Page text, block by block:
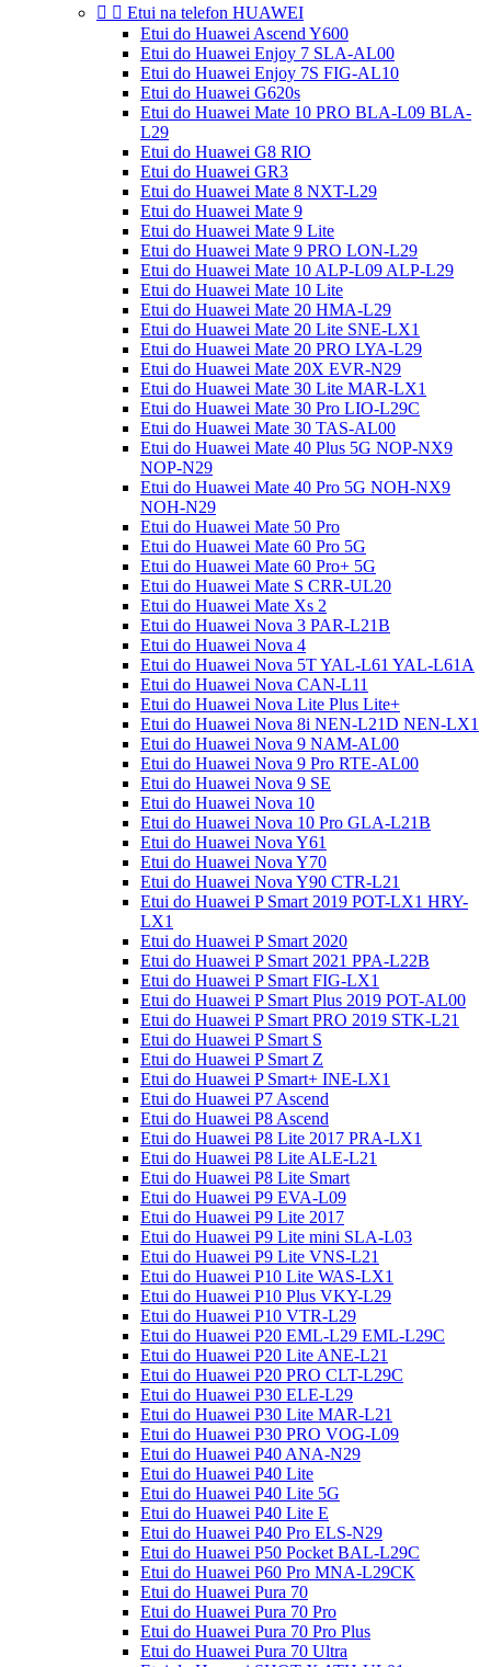
  Etui na telefon HUAWEI
Etui do Huawei Ascend Y600
Etui do Huawei Enjoy 7 SLA-AL00
Etui do Huawei Enjoy 7S FIG-AL10
Etui do Huawei G620s
Etui do Huawei Mate 10 PRO BLA-L09 BLA-
L29
Etui do Huawei G8 RIO
Etui do Huawei GR3
Etui do Huawei Mate 8 NXT-L29
Etui do Huawei Mate 9
Etui do Huawei Mate 9 Lite
Etui do Huawei Mate 9 PRO LON-L29
Etui do Huawei Mate 10 ALP-L09 ALP-L29
Etui do Huawei Mate 10 Lite
Etui do Huawei Mate 20 HMA-L29
Etui do Huawei Mate 20 Lite SNE-LX1
Etui do Huawei Mate 20 PRO LYA-L29
Etui do Huawei Mate 20X EVR-N29
Etui do Huawei Mate 30 Lite MAR-LX1
Etui do Huawei Mate 30 Pro LIO-L29C
Etui do Huawei Mate 30 TAS-AL00
Etui do Huawei Mate 40 Plus 5G NOP-NX9
NOP-N29
Etui do Huawei Mate 40 Pro 5G NOH-NX9
NOH-N29
Etui do Huawei Mate 50 Pro
Etui do Huawei Mate 60 Pro 5G
Etui do Huawei Mate 60 Pro+ 5G
Etui do Huawei Mate S CRR-UL20
Etui do Huawei Mate Xs 2
Etui do Huawei Nova 3 PAR-L21B
Etui do Huawei Nova 4
Etui do Huawei Nova 5T YAL-L61 YAL-L61A
Etui do Huawei Nova CAN-L11
Etui do Huawei Nova Lite Plus Lite+
Etui do Huawei Nova 8i NEN-L21D NEN-LX1
Etui do Huawei Nova 9 NAM-AL00
Etui do Huawei Nova 9 Pro RTE-AL00
Etui do Huawei Nova 9 SE
Etui do Huawei Nova 10
Etui do Huawei Nova 10 Pro GLA-L21B
Etui do Huawei Nova Y61
Etui do Huawei Nova Y70
Etui do Huawei Nova Y90 CTR-L21
Etui do Huawei P Smart 2019 POT-LX1 HRY-
LX1
Etui do Huawei P Smart 2020
Etui do Huawei P Smart 2021 PPA-L22B
Etui do Huawei P Smart FIG-LX1
Etui do Huawei P Smart Plus 2019 POT-AL00
Etui do Huawei P Smart PRO 2019 STK-L21
Etui do Huawei P Smart S
Etui do Huawei P Smart Z
Etui do Huawei P Smart+ INE-LX1
Etui do Huawei P7 Ascend
Etui do Huawei P8 Ascend
Etui do Huawei P8 Lite 2017 PRA-LX1
Etui do Huawei P8 Lite ALE-L21
Etui do Huawei P8 Lite Smart
Etui do Huawei P9 EVA-L09
Etui do Huawei P9 Lite 2017
Etui do Huawei P9 Lite mini SLA-L03
Etui do Huawei P9 Lite VNS-L21
Etui do Huawei P10 Lite WAS-LX1
Etui do Huawei P10 Plus VKY-L29
Etui do Huawei P10 VTR-L29
Etui do Huawei P20 EML-L29 EML-L29C
Etui do Huawei P20 Lite ANE-L21
Etui do Huawei P20 PRO CLT-L29C
Etui do Huawei P30 ELE-L29
Etui do Huawei P30 Lite MAR-L21
Etui do Huawei P30 PRO VOG-L09
Etui do Huawei P40 ANA-N29
Etui do Huawei P40 Lite
Etui do Huawei P40 Lite 5G
Etui do Huawei P40 Lite E
Etui do Huawei P40 Pro ELS-N29
Etui do Huawei P50 Pocket BAL-L29C
Etui do Huawei P60 Pro MNA-L29CK
Etui do Huawei Pura 70
Etui do Huawei Pura 70 Pro
Etui do Huawei Pura 70 Pro Plus
Etui do Huawei Pura 70 Ultra